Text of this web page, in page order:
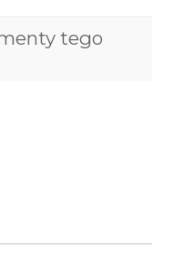
tego